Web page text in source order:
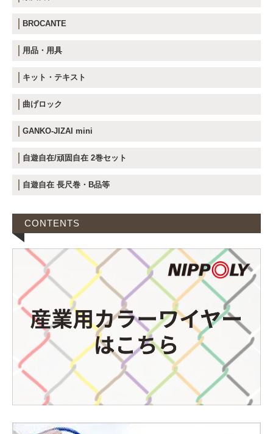
BROCANTE
用品・用具
キット・テキスト
曲げロック
GANKO-JIZAI mini
自遊自在/頑固自在 2巻セット
自遊自在 長尺巻・B品等
CONTENTS